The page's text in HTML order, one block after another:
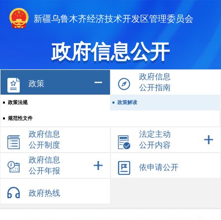
新疆乌鲁木齐经济技术开发区管理委员会
政府信息公开
政策
政策法规 政策解读
规范性文件
政府信息
公开指南
政府信息
公开制度
法定主动
公开内容
政府信息
公开年报
依申请公开
政府热线